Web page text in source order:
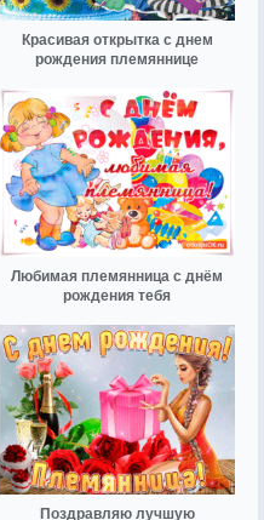
Красивая открытка с днем
рождения племяннице
Любимая племянница с днём
рождения тебя
Поздравляю лучшую